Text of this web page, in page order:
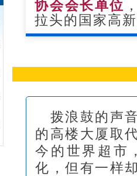
协会会长单位
拉头的国家高
拨浪鼓的声
的高楼大厦取
今的世界超市
化，但有一样